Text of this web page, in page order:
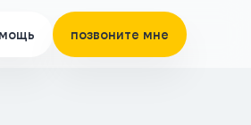
позвоните мне